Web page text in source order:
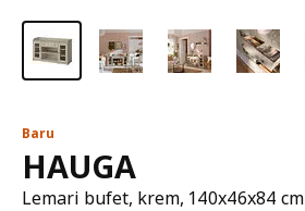
Baru
HAUGA
Lemari bufet, krem, 140x46x84 cm